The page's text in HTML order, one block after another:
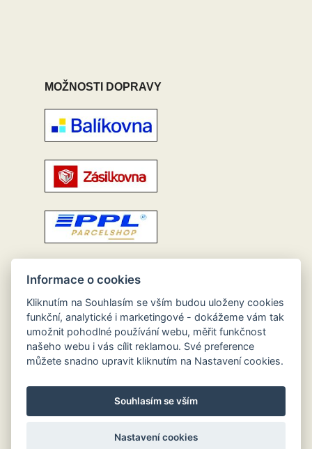
MOŽNOSTI DOPRAVY
Informace o cookies
Kliknutím na Souhlasím se vším budou uloženy cookies
funkční, analytické i marketingové - dokážeme vám tak
umožnit pohodlné používání webu, měřit funkčnost
našeho webu i vás cílit reklamou. Své preference
můžete snadno upravit kliknutím na Nastavení cookies.
Souhlasím se vším
Nastavení cookies